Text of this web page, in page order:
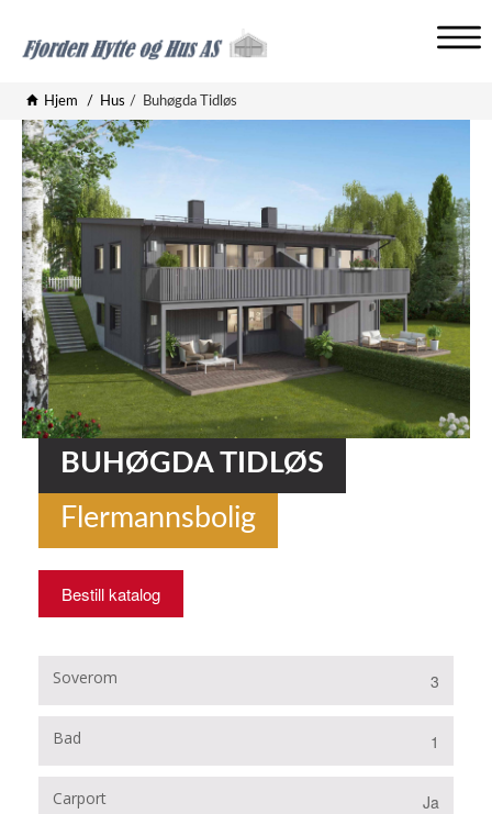
i
g
a
s
j
o
n
Hjem Hus Buhøgda Tidløs
BUHØGDA TIDLØS
Flermannsbolig
Bestill katalog
Soverom 3
Bad 1
Carport Ja